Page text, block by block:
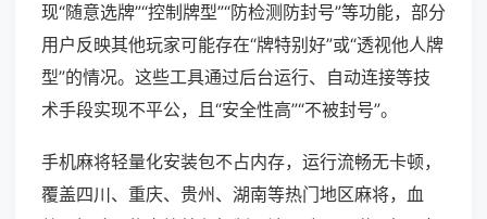
现“随意选牌”“控制牌型”“防检测防封号”等功能，部分
用户反映其他玩家可能存在“牌特别好”或“透视他人牌
型”的情况。这些工具通过后台运行、自动连接等技
术手段实现不平公，且“安全性高”“不被封号”。
手机麻将轻量化安装包不占内存，运行流畅无卡顿，
覆盖四川、重庆、贵州、湖南等热门地区麻将，血